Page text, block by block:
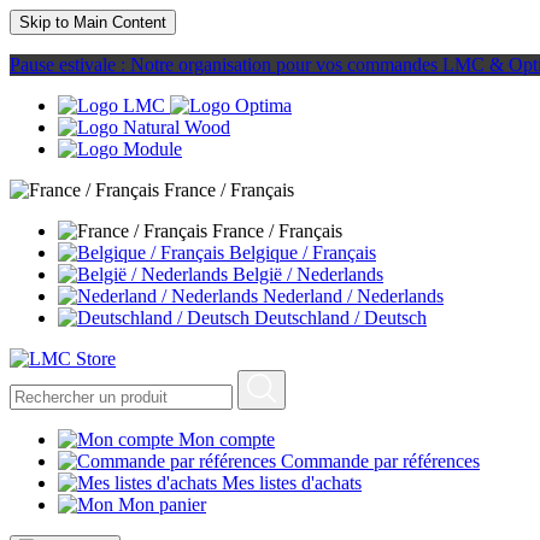
Skip to Main Content
Pause estivale : Notre organisation pour vos commandes LMC &
France / Français
France / Français
Belgique / Français
België / Nederlands
Nederland / Nederlands
Deutschland / Deutsch
Mon compte
Commande par références
Mes listes d'achats
Mon panier